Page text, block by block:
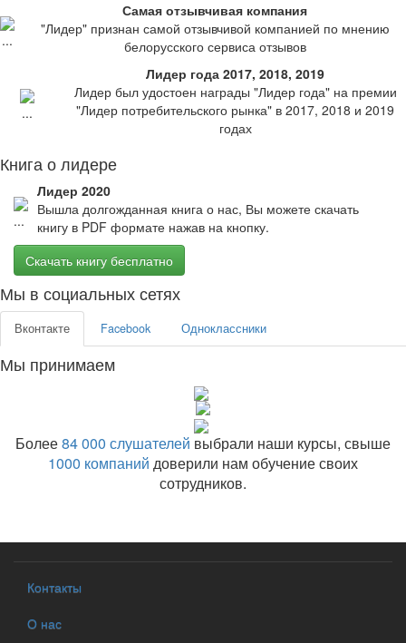
Самая отзывчивая компания
"Лидер" признан самой отзывчивой компанией по мнению
белорусского сервиса отзывов
Лидер года 2017, 2018, 2019
Лидер был удостоен награды "Лидер года" на премии
"Лидер потребительского рынка" в 2017, 2018 и 2019
годах
Книга о лидере
Лидер 2020
Вышла долгожданная книга о нас, Вы можете скачать
книгу в PDF формате нажав на кнопку.
Скачать книгу бесплатно
Мы в социальных сетях
Вконтакте Facebook Одноклассники
Мы принимаем
Более84 000 слушателей выбрали наши курсы, свыше
1000 компаний доверили нам обучение своих
сотрудников.
Контакты
О нас